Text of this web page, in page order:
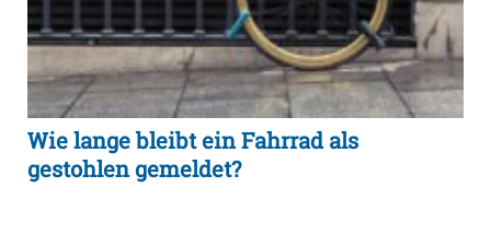
Wie lange bleibt ein Fahrrad als
gestohlen gemeldet?